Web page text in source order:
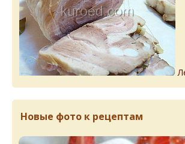
Новые фото к рецептам